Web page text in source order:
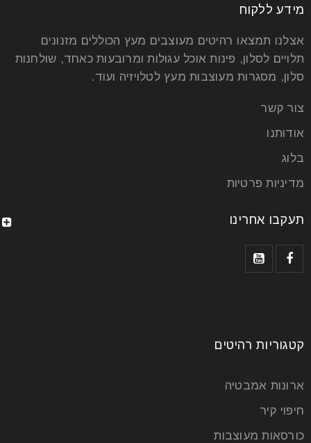
מידע ללקוח
אצלנו תמצאו רהיטים מעוצבים מעץ הכוללים מזנונים
תלויים לסלון, פינות אוכל עגולות ומרובעות כאחד, שולחנות
סלון, מסגרות מעוצבות מעץ לטלויזיה ועוד.
צור קשר
אודותנו
בלוג
מדיניות פרטיות
תעקבו אחרינו
קטגוריות רהיטים
ארונות אמבטיה
חיפוי קיר
כורסאות מעוצבות